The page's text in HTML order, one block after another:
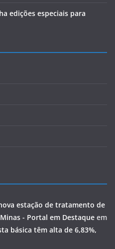
edições especiais para
estação de tratamento de
- Portal em Destaque em
básica têm alta de 6,83%,